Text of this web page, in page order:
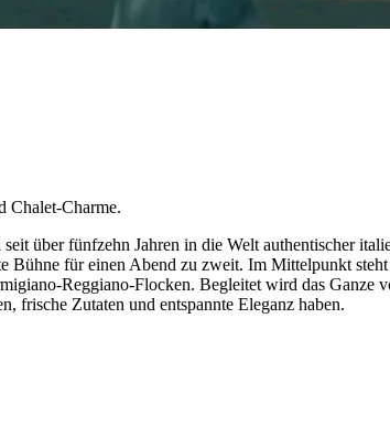
Chalet-Charme.
über fünfzehn Jahren in die Welt authentischer
für einen Abend zu zweit. Im Mittelpunkt
Reggiano-Flocken. Begleitet wird das Ganze
frische Zutaten und entspannte Eleganz haben.